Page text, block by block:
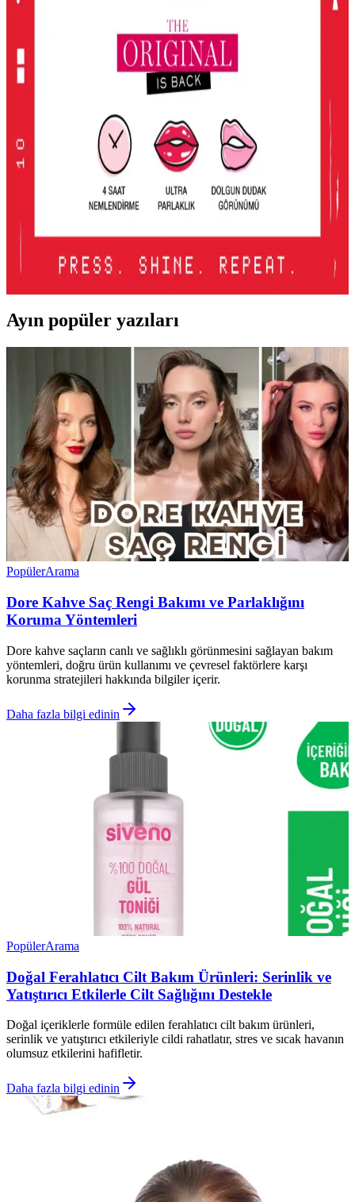
KIKO'nun Unlimited Blush allığı, kalıcı, hafif ve doğal görünüm
sağlayan pembe tonlarıyla günlük makyajda ideal, pratik ve uygun
fiyatlı bir seçenek.
2016'dan Günümüze Asya Makyaj Trendlerinin
Değişimi ve Güncel Stil Yaklaşımları
2016'dan günümüze Asya makyaj trendleri, parlak renklerden doğal
tonlara ve belirgin uygulamalara evrildi. Dudak, göz ve cilt
makyajındaki değişimler detaylı şekilde incelenmektedir.
Lancome Juicy Tubes Nemlendirici Lip Gloss
İncelemesi ve Kullanıcı Deneyimleri
Lancome Juicy Tubes, 20 yılı aşkın süredir popüler olan, parlaklık
katan nemlendirici lip gloss ürünüdür. Kullanımı kolay ve taşınabilir
tasarımıyla öne çıkar.
Ayın popüler yazıları
PopülerArama
Dore Kahve Saç Rengi Bakımı ve Parlaklığını
Koruma Yöntemleri
Dore kahve saçların canlı ve sağlıklı görünmesini sağlayan bakım
yöntemleri, doğru ürün kullanımı ve çevresel faktörlere karşı
korunma stratejileri hakkında bilgiler içerir.
Daha fazla bilgi edinin
PopülerArama
Doğal Ferahlatıcı Cilt Bakım Ürünleri: Serinlik ve
Yatıştırıcı Etkilerle Cilt Sağlığını Destekle
Doğal içeriklerle formüle edilen ferahlatıcı cilt bakım ürünleri,
serinlik ve yatıştırıcı etkileriyle cildi rahatlatır, stres ve sıcak havanın
olumsuz etkilerini hafifletir.
Daha fazla bilgi edinin